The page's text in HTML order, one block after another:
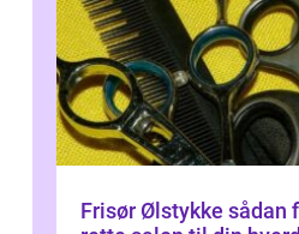
Frisør Ølstykke sådan finder du den